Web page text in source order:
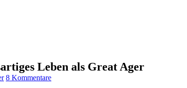
Leben als Great Ager
8 Kommentarezu